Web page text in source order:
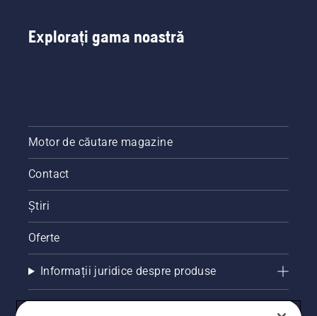
Explorați gama noastră
Motor de căutare magazine
Contact
Știri
Oferte
Informații juridice despre produse